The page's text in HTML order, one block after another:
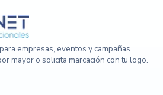
empresas, eventos y campañas.
mayor o solicita marcación con tu logo.